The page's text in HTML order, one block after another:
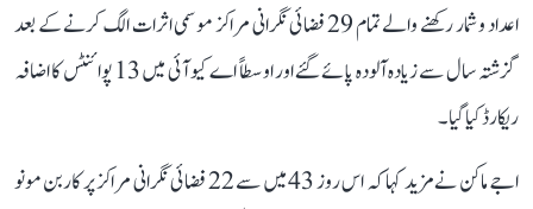
اعداد و شمار رکھنے والے تمام 29 فضائی نگرانی مراکز موسمی اثرات الگ کرنے کے بعد
گزشتہ سال سے زیادہ آلودہ پائے گئے اور اوسطاً اے کیو آئی میں 13 پوائنٹس کا اضافہ
ریکارڈ کیا گیا۔
اجے ماکن نے مزید کہا کہ اس روز 43 میں سے 22 فضائی نگرانی مراکز پر کاربن مونو